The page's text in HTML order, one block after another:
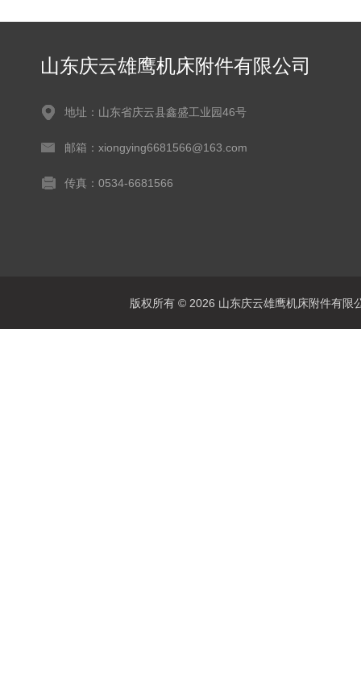
山东庆云雄鹰机床附件有限公司
地址：山东省庆云县鑫盛工业园46号
邮箱：xiongying6681566@163.com
传真：0534-6681566
版权所有 © 2026 山东庆云雄鹰机床附件有